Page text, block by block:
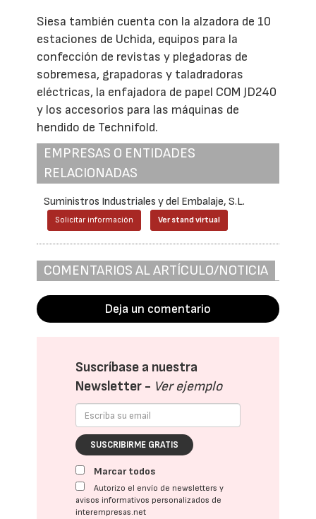
Siesa también cuenta con la alzadora de 10
estaciones de Uchida, equipos para la
confección de revistas y plegadoras de
sobremesa, grapadoras y taladradoras
eléctricas, la enfajadora de papel COM JD240
y los accesorios para las máquinas de
hendido de Technifold.
EMPRESAS O ENTIDADES
RELACIONADAS
Suministros Industriales y del Embalaje, S.L.
Solicitar información Ver stand virtual
COMENTARIOS AL ARTÍCULO/NOTICIA
Deja un comentario
Suscríbase a nuestra
Newsletter - Ver ejemplo
SUSCRIBIRME GRATIS
Marcar todos
Autorizo el envío de newsletters y
avisos informativos personalizados de
interempresas.net